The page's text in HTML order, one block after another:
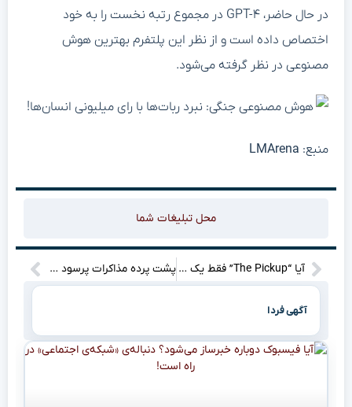
در حال حاضر، GPT-۴ در مجموع رتبه نخست را به خود
اختصاص داده است و از نظر این پلتفرم بهترین هوش
مصنوعی در نظر گرفته می‌شود.
منبع: LMArena
محل تبلیغات شما
آیا “The Pickup” فقط یک کمدی اکشن دیگر است؟ | وقتی خنده، فرصت ناب را می‌بلعد! پشت پرده مذاکرات پرسود استقلال با گوانگجو برای جذب ستاره آسیایی!
آگهی فردا